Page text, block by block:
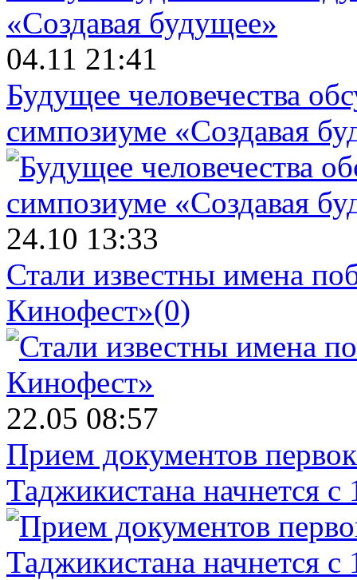
04.11 21:41
Будущее человечества
симпозиуме «Создавая
24.10 13:33
Стали известны имена
Кинофест»(0)
22.05 08:57
Прием документов
Таджикистана начнется с